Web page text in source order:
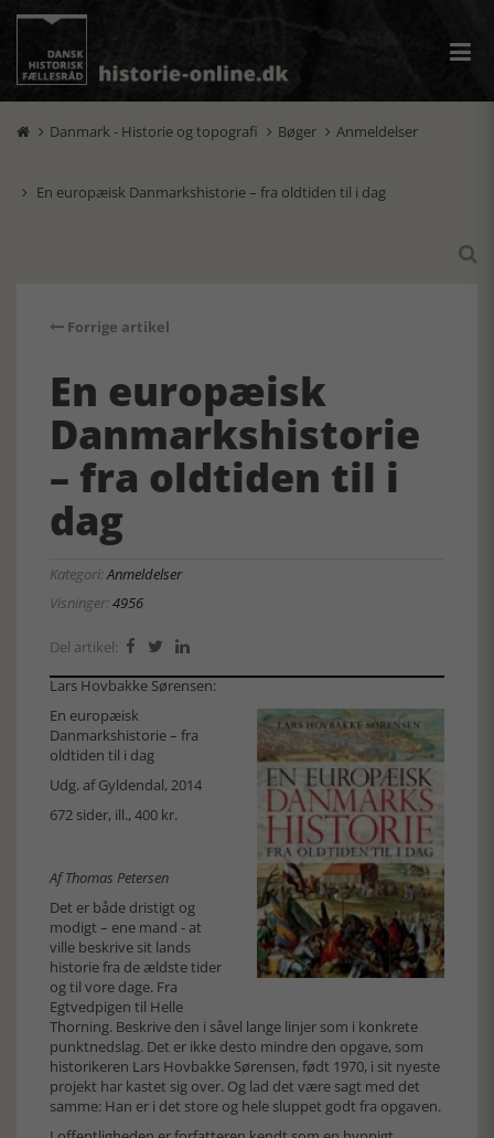
 Danmark - Historie og topografi  Bøger  Anmeldelser
 En europæisk Danmarkshistorie – fra oldtiden til i dag

Forrige artikel
En europæisk
Danmarkshistorie
– fra oldtiden til i
dag
Kategori:Anmeldelser
Visninger:4956
Del artikel:   
Lars Hovbakke Sørensen:
En europæisk
Danmarkshistorie – fra
oldtiden til i dag
Udg. af Gyldendal, 2014
672 sider, ill., 400 kr.
Af Thomas Petersen
Det er både dristigt og
modigt – ene mand - at
ville beskrive sit lands
historie fra de ældste tider
og til vore dage. Fra
Egtvedpigen til Helle
Thorning. Beskrive den i såvel lange linjer som i konkrete
punktnedslag. Det er ikke desto mindre den opgave, som
historikeren Lars Hovbakke Sørensen, født 1970, i sit nyeste
projekt har kastet sig over. Og lad det være sagt med det
samme: Han er i det store og hele sluppet godt fra opgaven.